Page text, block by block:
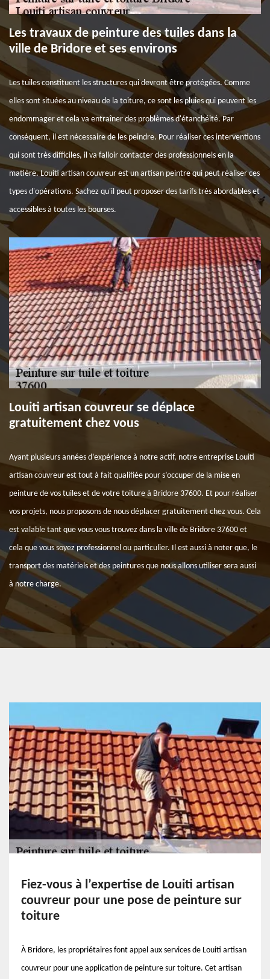
Les travaux de peinture des tuiles dans la
ville de Bridore et ses environs
Les tuiles constituent les structures qui devront être protégées. Comme
elles sont situées au niveau de la toiture, ce sont les pluies qui peuvent les
endommager et cela va entraîner des problèmes d'étanchéité. Par
conséquent, il est nécessaire de les peindre. Pour réaliser ces interventions
qui sont très difficiles, il va falloir contacter des professionnels en la
matière. Louiti artisan couvreur est un artisan peintre qui peut réaliser ces
types d'opérations. Sachez qu'il peut proposer des tarifs très abordables et
accessibles à toutes les bourses.
Louiti artisan couvreur se déplace
gratuitement chez vous
Ayant plusieurs années d’expérience à notre actif, notre entreprise Louiti
artisan couvreur est tout à fait qualifiée pour s’occuper de la mise en
peinture de vos tuiles et de votre toiture à Bridore 37600. Et pour réaliser
vos projets, nous proposons de nous déplacer gratuitement chez vous. Cela
est valable tant que vous vous trouvez dans la ville de Bridore 37600 et
cela que vous soyez professionnel ou particulier. Il est aussi à noter que, le
transport des matériels et des peintures que nous allons utiliser sera aussi
à notre charge.
Fiez-vous à l’expertise de Louiti artisan
couvreur pour une pose de peinture sur
toiture
À Bridore, les propriétaires font appel aux services de Louiti artisan
couvreur pour une application de peinture sur toiture. Cet artisan